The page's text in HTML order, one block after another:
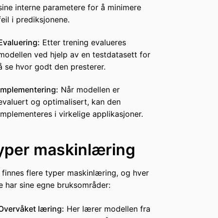
interne parametere for å minimere
i prediksjonene.
Etter trening evalueres
ved hjelp av en testdatasett for
se hvor godt den presterer.
Når modellen er
og optimalisert, kan den
i virkelige applikasjoner.
maskinlæring
finnes flere typer maskinlæring, og hver
har sine egne bruksområder:
læring: Her lærer modellen fra